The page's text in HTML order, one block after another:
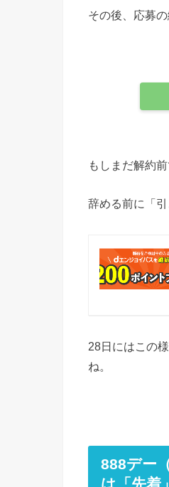
その後、応募
もしまだ解約
辞める前に「
28日にはこの
ね。
888デー
は「先着